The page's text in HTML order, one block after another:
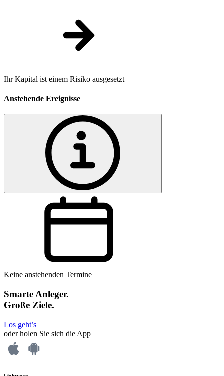
Ihr Kapital ist einem Risiko ausgesetzt
Anstehende Ereignisse
Keine anstehenden Termine
Smarte Anleger.
Große Ziele.
Los geht’s
oder holen Sie sich die App